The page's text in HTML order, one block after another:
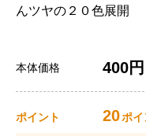
んツヤの２０色展開
本体価格 400円
ポイント 20ポイ